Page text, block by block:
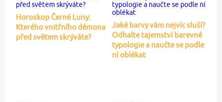
Horoskop Černé Luny:
Kterého vnitřního démona
před světem skrýváte?
Jaké barvy vám nejvíc sluší?
Odhalte tajemství barevné
typologie a naučte se podle
ní oblékat